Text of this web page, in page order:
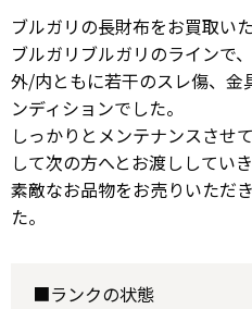
ブルガリの長財布をお買取い
ブルガリブルガリのラインで
外/内ともに若干のスレ傷、金
ンディションでした。
しっかりとメンテナンスさせ
して次の方へとお渡ししていき
素敵なお品物をお売りいただ
た。
■ランクの状態